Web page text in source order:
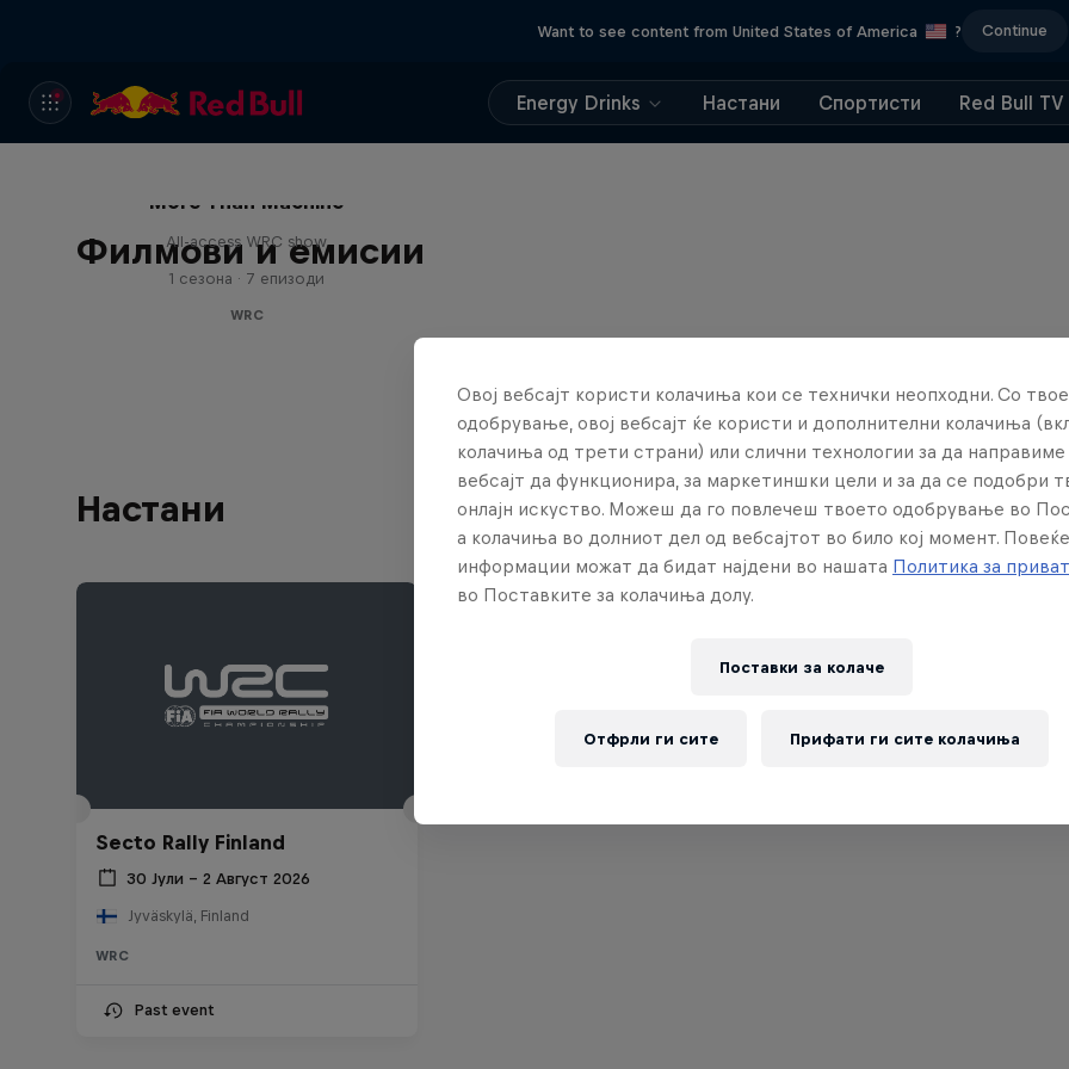
Want to see content from United States of America ? Continue
Energy Drinks Настани Спортисти Red Bull TV
Филмови и емисии
More Than Machine
All-access WRC show
1 сезона · 7 епизоди
WRC
Настани
Secto Rally Finland
30 Јули – 2 Август 2026
Jyväskylä, Finland
WRC
Past event
Овој вебсајт користи колачиња кои се технички неопходни. Со твое
одобрување, овој вебсајт ќе користи и дополнителни колачиња
колачиња од трети страни) или слични технологии за да
вебсајт да функционира, за маркетиншки цели и за да се подобри
онлајн искуство. Можеш да го повлечеш твоето одобрување во
а колачиња во долниот дел од вебсајтот во било кој момент. Повеќе
информации можат да бидат најдени во нашата Политика за
во Поставките за колачиња долу.
Поставки за колачe
Отфрли ги сите Прифати ги сите колачиња